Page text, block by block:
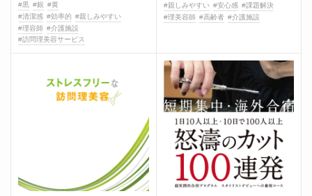
#黒 #銀 #黄
#清潔感 #効率的 #親しみやすい
#理容師 #介護施設
#訪問理美容サービス
#親しみやすい #安心感 #課題解決
#理美容師 #高齢者 #介護施設